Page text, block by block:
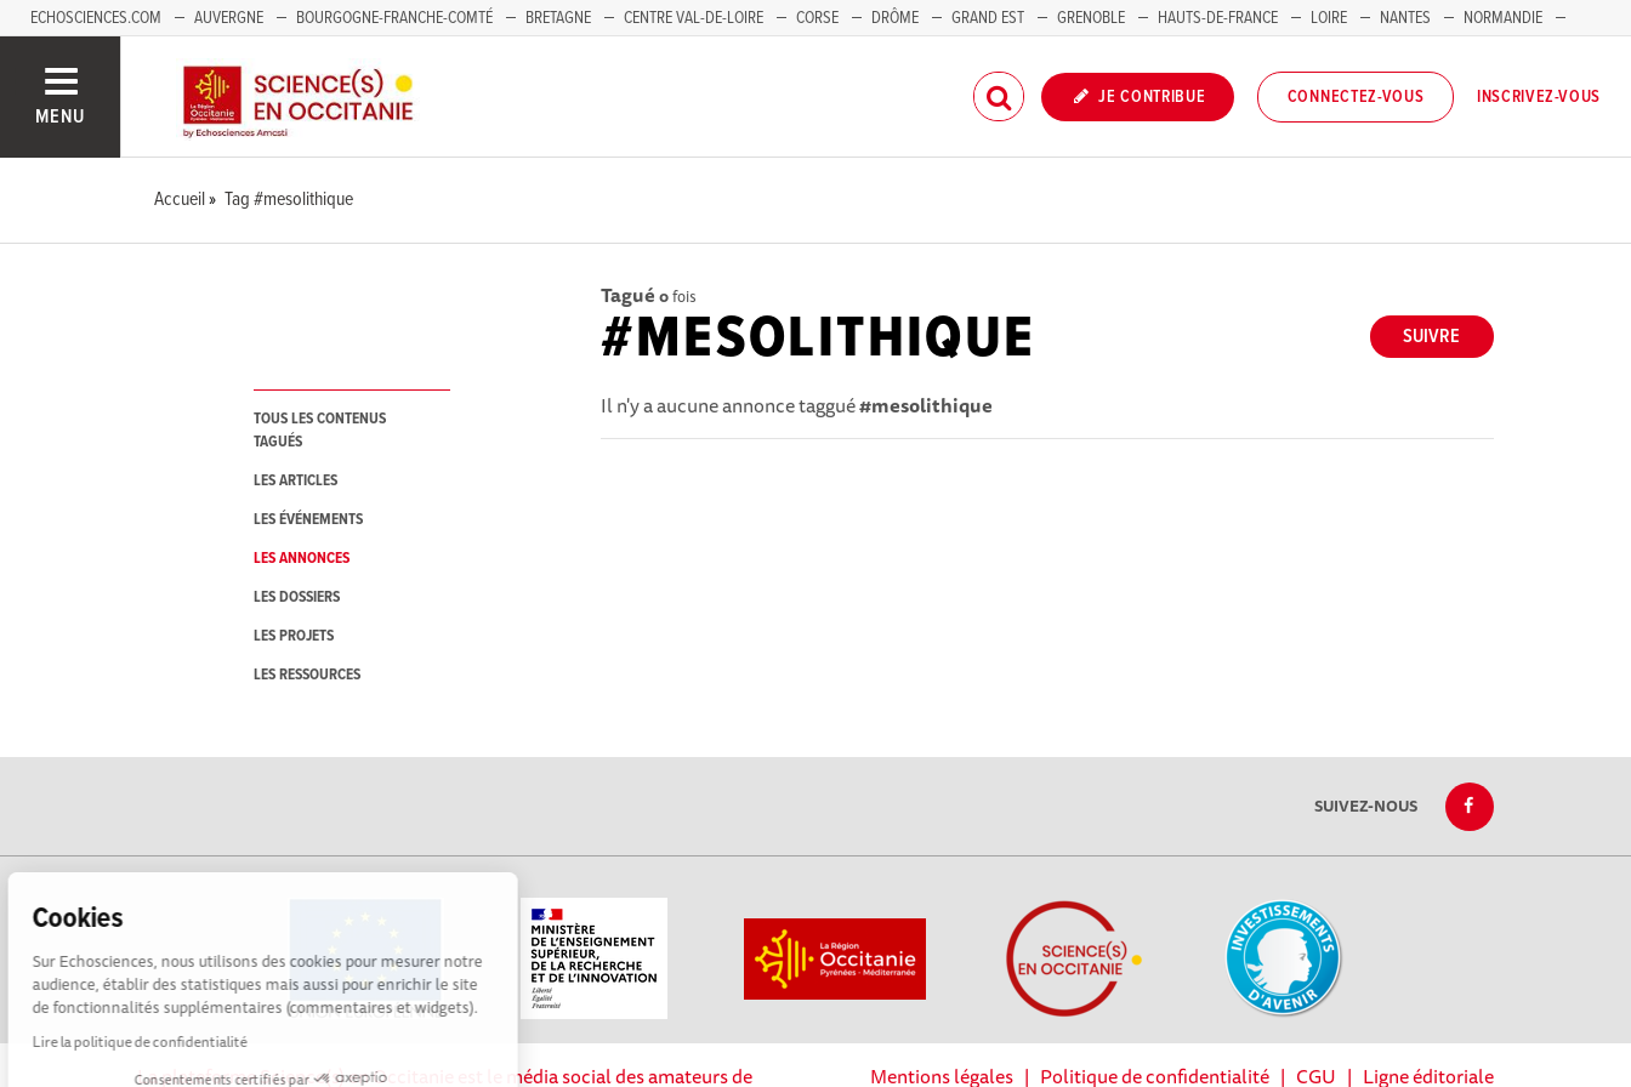
Cookies
Sur Echosciences, nous utilisons des cookies pour mesurer notre
audience, établir des statistiques mais aussi pour enrichir le site
de fonctionnalités supplémentaires (commentaires et widgets).
Lire la politique de confidentialité
Consentements certifiés par
ECHOSCIENCES.COM AUVERGNE BOURGOGNE-FRANCHE-COMTÉ BRETAGNE CENTRE VAL-DE-LOIRE CORSE DRÔME GRAND EST GRENOBLE HAUTS-DE-FRANCE LOIRE NANTES
NORMANDIE
MENU
JE CONTRIBUE CONNECTEZ-VOUS INSCRIVEZ-VOUS
Accueil Tag #mesolithique
TOUS LES CONTENUS
TAGUÉS
LES ARTICLES
LES ÉVÉNEMENTS
LES ANNONCES
LES DOSSIERS
LES PROJETS
LES RESSOURCES
Tagué 0fois
SUIVRE
#MESOLITHIQUE
Il n'y a aucune annonce taggué#mesolithique
SUIVEZ-NOUS
La plateforme Science(s) en Occitanie est le média social des amateurs de Mentions légales| Politique de confidentialité| CGU | Ligne éditoriale